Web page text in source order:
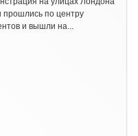
прошлись по центру
и вышли на...